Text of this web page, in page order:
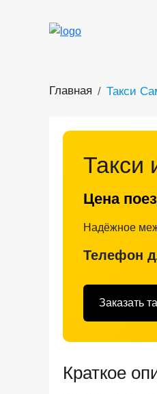
Главная Такси
Такси
Цена
Надёжное
Телефон
Заказать
Краткое